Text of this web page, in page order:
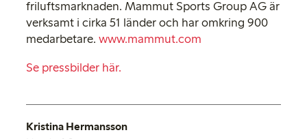
friluftsmarknaden. Mammut Sports Group AG är
verksamt i cirka 51 länder och har omkring 900
medarbetare. www.mammut.com
Se pressbilder här.
Kristina Hermansson